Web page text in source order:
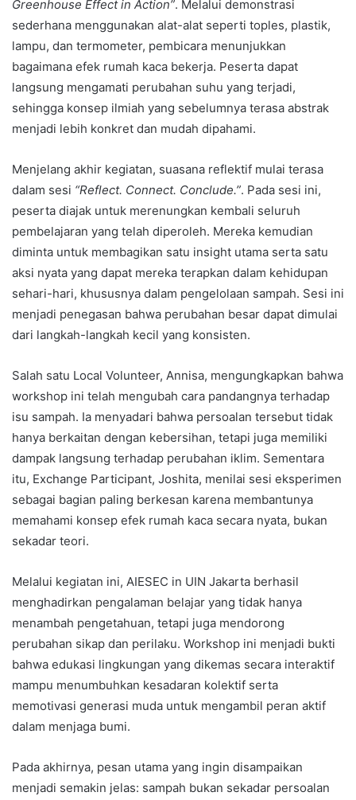
Greenhouse Effect in Action”. Melalui demonstrasi
sederhana menggunakan alat-alat seperti toples, plastik,
lampu, dan termometer, pembicara menunjukkan
bagaimana efek rumah kaca bekerja. Peserta dapat
langsung mengamati perubahan suhu yang terjadi,
sehingga konsep ilmiah yang sebelumnya terasa abstrak
menjadi lebih konkret dan mudah dipahami.
Menjelang akhir kegiatan, suasana reflektif mulai terasa
dalam sesi “Reflect. Connect. Conclude.”. Pada sesi ini,
peserta diajak untuk merenungkan kembali seluruh
pembelajaran yang telah diperoleh. Mereka kemudian
diminta untuk membagikan satu insight utama serta satu
aksi nyata yang dapat mereka terapkan dalam kehidupan
sehari-hari, khususnya dalam pengelolaan sampah. Sesi ini
menjadi penegasan bahwa perubahan besar dapat dimulai
dari langkah-langkah kecil yang konsisten.
Salah satu Local Volunteer, Annisa, mengungkapkan bahwa
workshop ini telah mengubah cara pandangnya terhadap
isu sampah. Ia menyadari bahwa persoalan tersebut tidak
hanya berkaitan dengan kebersihan, tetapi juga memiliki
dampak langsung terhadap perubahan iklim. Sementara
itu, Exchange Participant, Joshita, menilai sesi eksperimen
sebagai bagian paling berkesan karena membantunya
memahami konsep efek rumah kaca secara nyata, bukan
sekadar teori.
Melalui kegiatan ini, AIESEC in UIN Jakarta berhasil
menghadirkan pengalaman belajar yang tidak hanya
menambah pengetahuan, tetapi juga mendorong
perubahan sikap dan perilaku. Workshop ini menjadi bukti
bahwa edukasi lingkungan yang dikemas secara interaktif
mampu menumbuhkan kesadaran kolektif serta
memotivasi generasi muda untuk mengambil peran aktif
dalam menjaga bumi.
Pada akhirnya, pesan utama yang ingin disampaikan
menjadi semakin jelas: sampah bukan sekadar persoalan